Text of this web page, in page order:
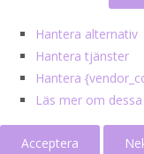
Hantera alternativ
Hantera tjänster
Hantera
Läs mer om
Acceptera